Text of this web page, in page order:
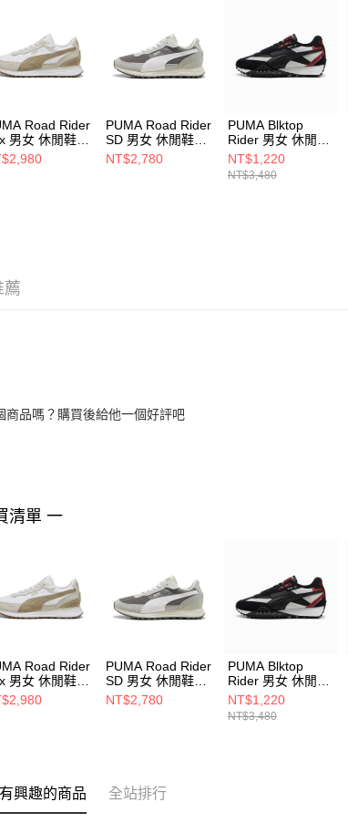
Road Rider
男女 休閒鞋
PUMA Road Rider
SD 男女 休閒鞋
39737708
NT$2,780
PUMA Blktop
Rider 男女 休閒鞋
39272525
NT$1,220
NT$3,480
薦
商品嗎？購買後給他一個好評吧
清單 一
Road Rider
男女 休閒鞋
PUMA Road Rider
SD 男女 休閒鞋
39737708
NT$2,780
PUMA Blktop
Rider 男女 休閒鞋
39272525
NT$1,220
NT$3,480
興趣的商品 全站排行